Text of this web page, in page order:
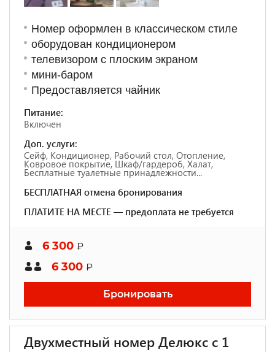
Номер оформлен в классическом стиле
оборудован кондиционером
телевизором с плоским экраном
мини-баром
Предоставляется чайник
Питание:
Включен
Доп. услуги:
Сейф, Кондиционер, Рабочий стол, Отопление,
Ковровое покрытие, Шкаф/гардероб, Халат,
Бесплатные туалетные принадлежности...
БЕСПЛАТНАЯ отмена бронирования
ПЛАТИТЕ НА МЕСТЕ — предоплата не требуется
6 300 ₽
6 300 ₽
Бронировать
Двухместный номер Делюкс с 1